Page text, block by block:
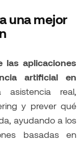
una mejor
las aplicaciones
artificial en
asistencia real,
y prever qué
ayudando a los
basadas en